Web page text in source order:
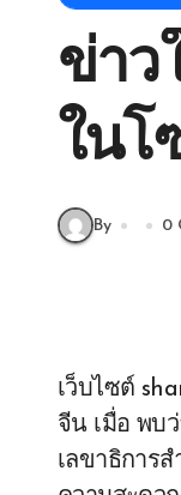
ข่าว
ใน
By 0
เว็บไซต์
จีน เมื่อ พบ
เลขาธิการ